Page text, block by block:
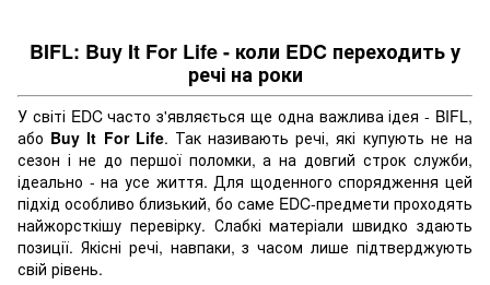
BIFL: Buy It For Life - коли EDC переходить у
речі на роки
У світі EDC часто з'являється ще одна важлива ідея - BIFL,
або Buy It For Life. Так називають речі, які купують не на
сезон і не до першої поломки, а на довгий строк служби,
ідеально - на усе життя. Для щоденного спорядження цей
підхід особливо близький, бо саме EDC-предмети проходять
найжорсткішу перевірку. Слабкі матеріали швидко здають
позиції. Якісні речі, навпаки, з часом лише підтверджують
свій рівень.